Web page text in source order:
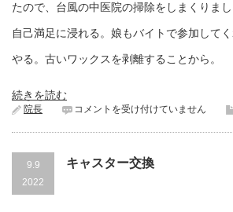
たので、台風の中医院の掃除をしまくりまし
自己満足に浸れる。娘もバイトで参加して
やる。古いワックスを剥離することから。
続きを読む
院長
台
１
号
コメントを受け付けていません
9.9
2022
キャスター交換